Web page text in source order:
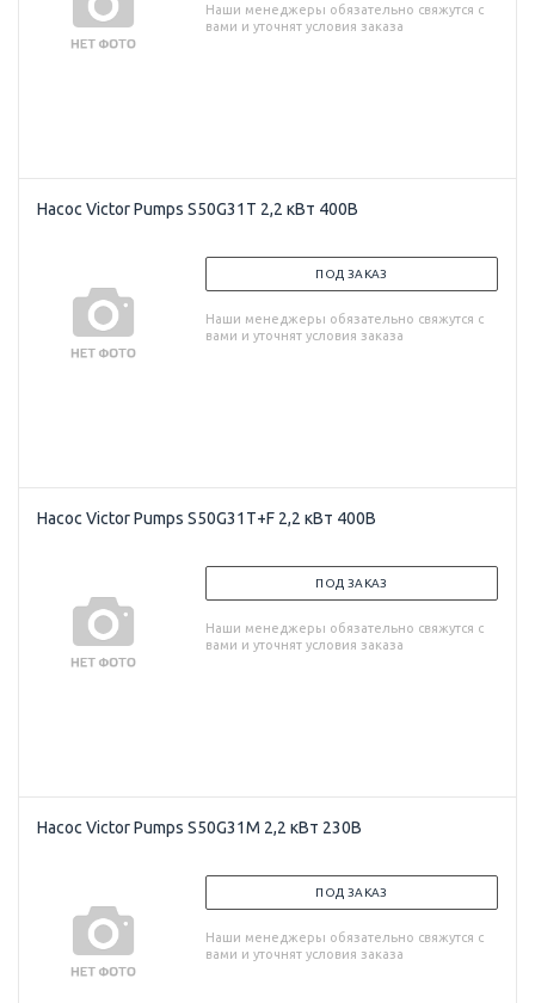
Наши менеджеры обязательно свяжутся с
вами и уточнят условия заказа
Насос Victor Pumps S50G31T 2,2 кВт 400В
ПОД ЗАКАЗ
Наши менеджеры обязательно свяжутся с
вами и уточнят условия заказа
Насос Victor Pumps S50G31T+F 2,2 кВт 400В
ПОД ЗАКАЗ
Наши менеджеры обязательно свяжутся с
вами и уточнят условия заказа
Насос Victor Pumps S50G31M 2,2 кВт 230В
ПОД ЗАКАЗ
Наши менеджеры обязательно свяжутся с
вами и уточнят условия заказа